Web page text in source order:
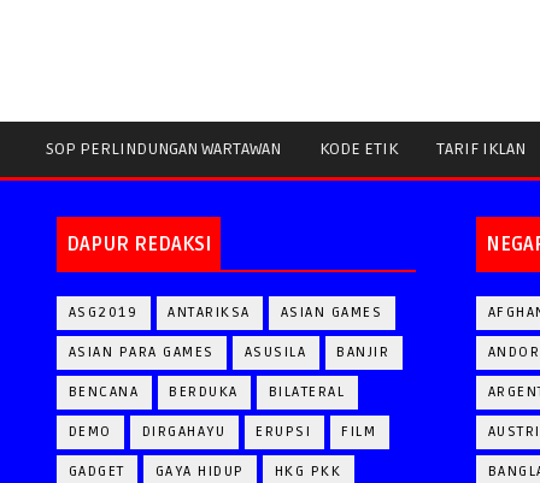
SOP PERLINDUNGAN WARTAWAN KODE ETIK TARIF IKLAN
DAPUR REDAKSI
ASG2019 ANTARIKSA ASIAN GAMES
ASIAN PARA GAMES ASUSILA BANJIR
BENCANA BERDUKA BILATERAL
DEMO DIRGAHAYU ERUPSI FILM
GADGET GAYA HIDUP HKG PKK